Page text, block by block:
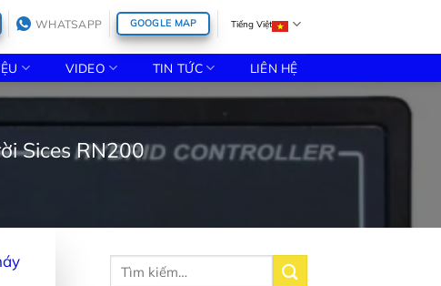
WHATSAPP GOOGLE MAP Tiếng Việt
VIDEO TIN TỨC LIÊN HỆ
Sices RN200
Tìm